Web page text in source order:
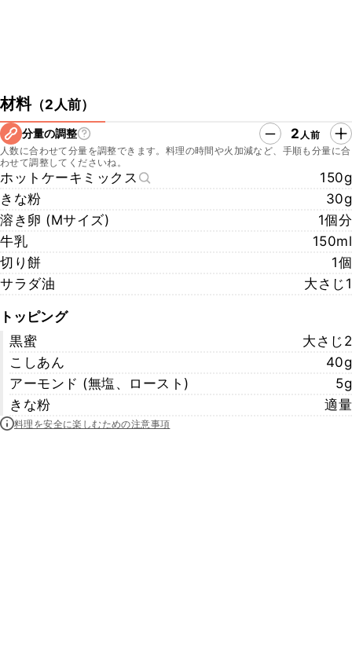
材料（2人前）
分量の調整 2 人前
人数に合わせて分量を調整できます。料理の時間や火加減など、手順も分量に合
わせて調整してくださいね。
ホットケーキミックス
150g
きな粉
30g
溶き卵 (Mサイズ)
1個分
牛乳
150ml
切り餅
1個
サラダ油
大さじ1
トッピング
黒蜜
大さじ2
こしあん
40g
アーモンド (無塩、ロースト)
5g
きな粉
適量
料理を安全に楽しむための注意事項